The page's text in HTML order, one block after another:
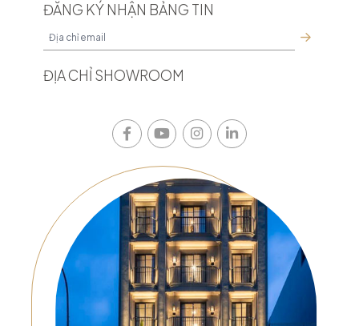
ĐĂNG KÝ NHẬN BẢNG TIN
ĐỊA CHỈ SHOWROOM